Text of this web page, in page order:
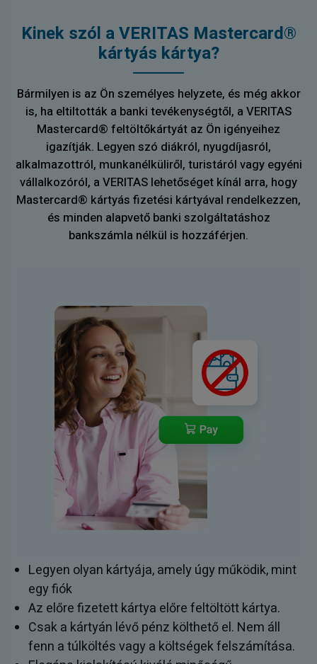
Kinek szól a VERITAS Mastercard®
kártyás kártya?
Bármilyen is az Ön személyes helyzete, és még akkor
is, ha eltiltották a banki tevékenységtől, a VERITAS
Mastercard® feltöltőkártyát az Ön igényeihez
igazítják. Legyen szó diákról, nyugdíjasról,
alkalmazottról, munkanélküliről, turistáról vagy egyéni
vállalkozóról, a VERITAS lehetőséget kínál arra, hogy
Mastercard® kártyás fizetési kártyával rendelkezzen,
és minden alapvető banki szolgáltatáshoz
bankszámla nélkül is hozzáférjen.
Legyen olyan kártyája, amely úgy működik, mint
egy fiók
Az előre fizetett kártya előre feltöltött kártya.
Csak a kártyán lévő pénz költhető el. Nem áll
fenn a túlköltés vagy a költségek felszámítása.